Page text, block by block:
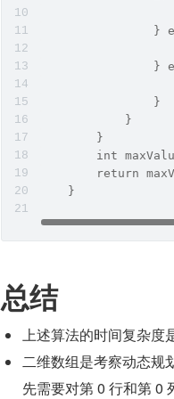
}
}
                }
            }
        }
int
return
    }
总结
上述算法的时间复杂度
二维数组是考察动态规
先需要对第 0 行和第 0